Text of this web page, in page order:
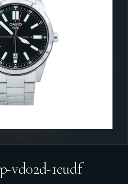
vd02d-1eudf